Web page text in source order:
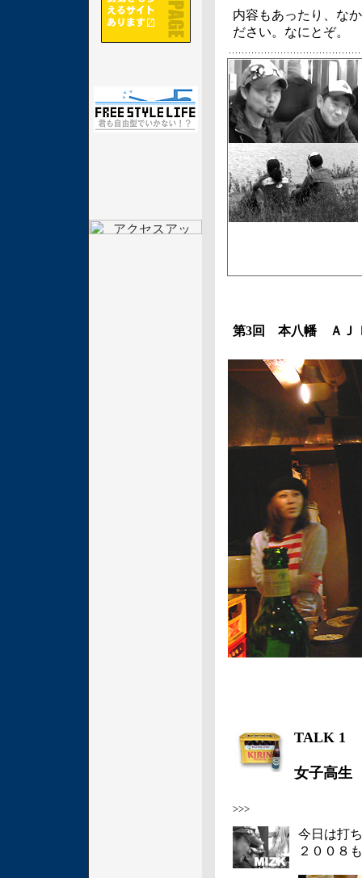
内容もあったり、な
ださい。なにとぞ。
第3回 本八幡 ＡＪ
TALK 1
女子高
>>>
今日は打
２００８